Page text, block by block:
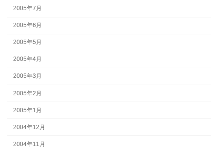
2005年7月
2005年6月
2005年5月
2005年4月
2005年3月
2005年2月
2005年1月
2004年12月
2004年11月